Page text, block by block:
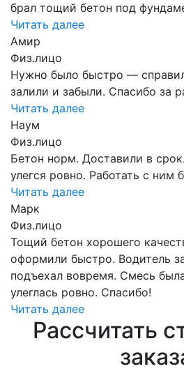
брал тощий бетон под
Читать далее
Амир
Физ.лицо
Нужно было быстро —
залили и забыли. Спасибо за
Читать далее
Наум
Физ.лицо
Бетон норм. Доставили в
улегся ровно. Работать с ним
Читать далее
Марк
Физ.лицо
Тощий бетон хорошего
оформили быстро. Водитель
подъехал вовремя. Смесь
улеглась ровно. Спасибо!
Читать далее
Рассчитать